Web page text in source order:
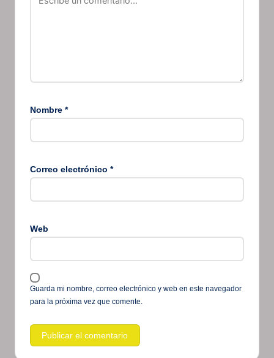
Nombre *
Correo electrónico *
Web
Guarda mi nombre, correo electrónico y web en este navegador
para la próxima vez que comente.